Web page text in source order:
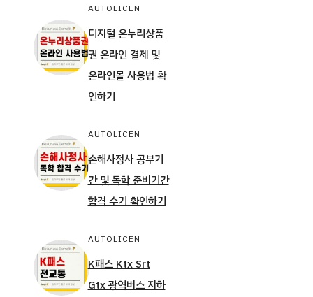
AUTOLICEN
디지털 온누리상품
권 온라인 결제 및
온라인몰 사용법 확
인하기
AUTOLICEN
손해사정사 공부기
간 및 독학 준비기간
합격 수기 확인하기
AUTOLICEN
K패스 Ktx Srt
Gtx 광역버스 지하